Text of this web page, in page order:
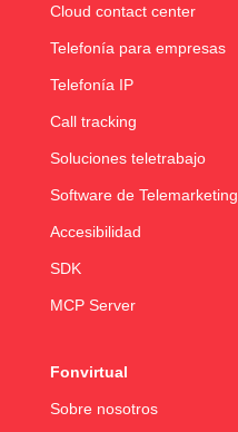
Cloud contact center
Telefonía para empresas
Telefonía IP
Call tracking
Soluciones teletrabajo
Software de Telemarketing
Accesibilidad
SDK
MCP Server
Fonvirtual
Sobre nosotros